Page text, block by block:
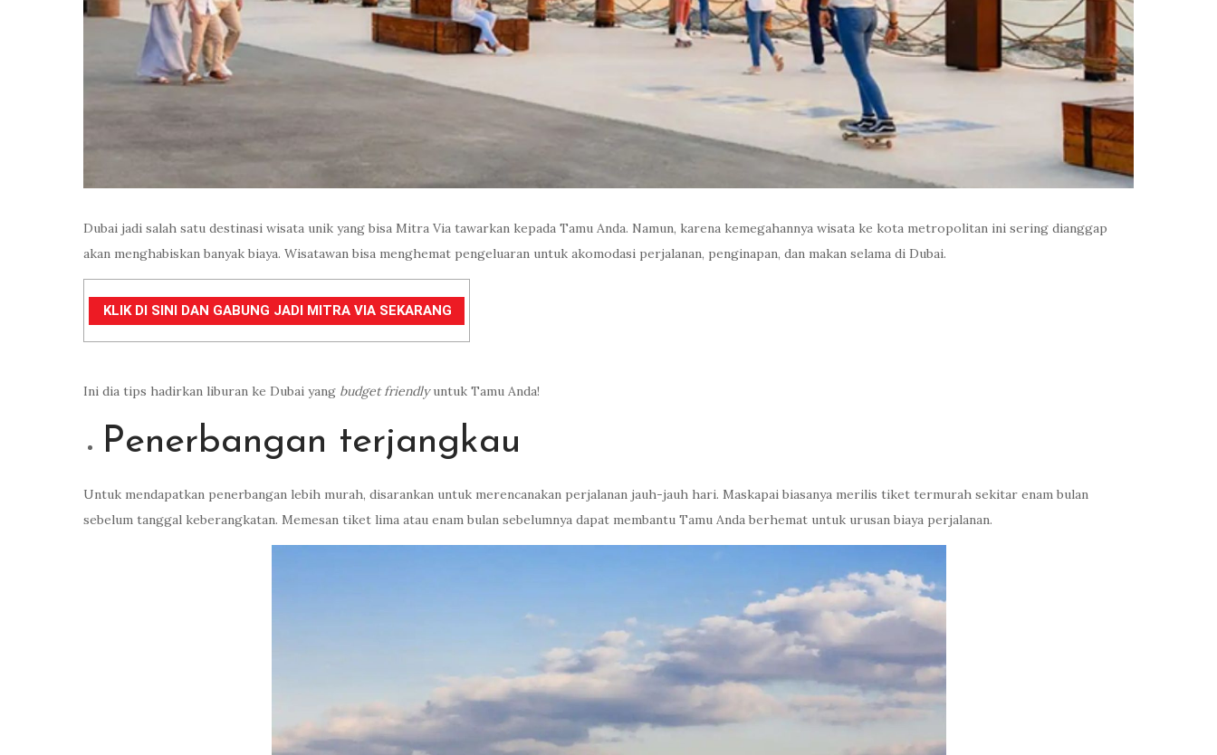
Dubai jadi salah satu destinasi wisata unik yang bisa Mitra Via tawarkan kepada Tamu Anda. Namun, karena kemegahannya wisata ke kota metropolitan ini sering dianggap
akan menghabiskan banyak biaya. Wisatawan bisa menghemat pengeluaran untuk akomodasi perjalanan, penginapan, dan makan selama di Dubai.
KLIK DI SINI DAN GABUNG JADI MITRA VIA SEKARANG
Ini dia tips hadirkan liburan ke Dubai yang budget friendlyuntuk Tamu Anda!
Penerbangan terjangkau
Untuk mendapatkan penerbangan lebih murah, disarankan untuk merencanakan perjalanan jauh-jauh hari. Maskapai biasanya merilis tiket termurah sekitar enam bulan
sebelum tanggal keberangkatan. Memesan tiket lima atau enam bulan sebelumnya dapat membantu Tamu Anda berhemat untuk urusan biaya perjalanan.